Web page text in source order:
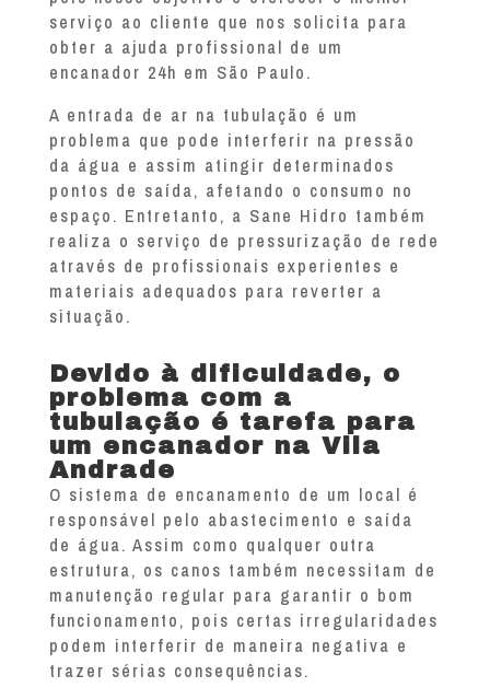
serviço ao cliente que nos solicita para
obter a ajuda profissional de um
encanador 24h em São Paulo.
A entrada de ar na tubulação é um
problema que pode interferir na pressão
da água e assim atingir determinados
pontos de saída, afetando o consumo no
espaço. Entretanto, a Sane Hidro também
realiza o serviço de pressurização de rede
através de profissionais experientes e
materiais adequados para reverter a
situação.
Devido à dificuldade, o
problema com a
tubulação é tarefa para
um encanador na Vila
Andrade
O sistema de encanamento de um local é
responsável pelo abastecimento e saída
de água. Assim como qualquer outra
estrutura, os canos também necessitam de
manutenção regular para garantir o bom
funcionamento, pois certas irregularidades
podem interferir de maneira negativa e
trazer sérias consequências.